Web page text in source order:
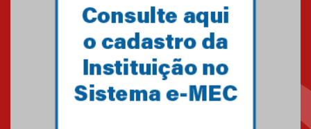
Como o Colégio Mackenzie
Brasília prepara seus
estudantes para o PAS antes
mesmo do Ensino Médio